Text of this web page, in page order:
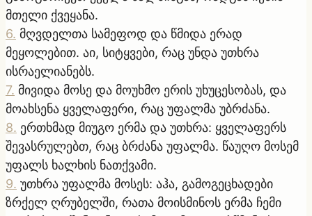
მთელი ქვეყანა.
6. მღვდელთა სამეფოდ და წმიდა ერად
მეყოლებით. აი, სიტყვები, რაც უნდა უთხრა
ისრაელიანებს.
7. მივიდა მოსე და მოუხმო ერის უხუცესობას, და
მოახსენა ყველაფერი, რაც უფალმა უბრძანა.
8. ერთხმად მიუგო ერმა და უთხრა: ყველაფერს
შევასრულებთ, რაც ბრძანა უფალმა. წაუღო მოსემ
უფალს ხალხის ნათქვამი.
9. უთხრა უფალმა მოსეს: აჰა, გამოგეცხადები
ზრქელ ღრუბელში, რათა მოისმინოს ერმა ჩემი